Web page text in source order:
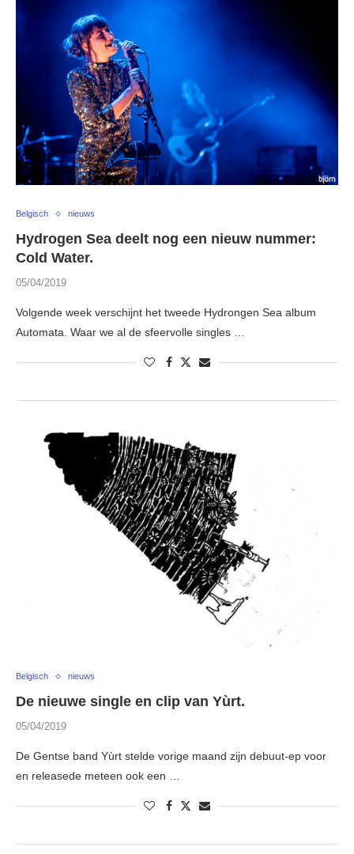
Belgisch nieuws
Hydrogen Sea deelt nog een nieuw nummer:
Cold Water.
05/04/2019
Volgende week verschijnt het tweede Hydrongen Sea album
Automata. Waar we al de sfeervolle singles …
Belgisch nieuws
De nieuwe single en clip van Yùrt.
05/04/2019
De Gentse band Yùrt stelde vorige maand zijn debuut-ep voor
en releasede meteen ook een …